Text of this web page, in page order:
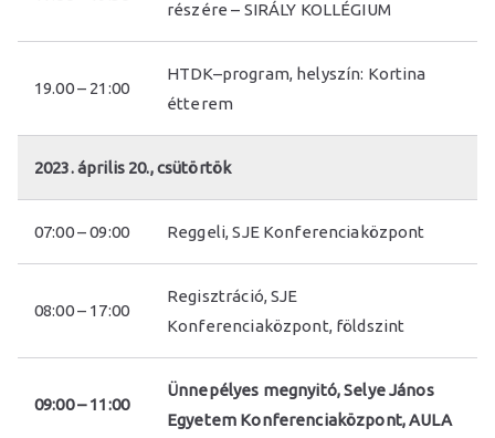
a
s
részére – SIRÁLY KOLLÉGIUM
19.00 – 21:00
HTDK–program, helyszín: Kortina
étterem
2023. április 20., csütörtök
07:00 – 09:00 Reggeli, SJE Konferenciaközpont
08:00 – 17:00
Regisztráció, SJE
Konferenciaközpont, földszint
09:00 – 11:00
Ünnepélyes megnyitó, Selye János
Egyetem Konferenciaközpont, AULA